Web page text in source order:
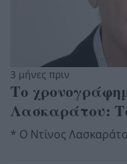
3 μήνες πριν
Το
Λασκαράτου:
* Ο Ντίνος